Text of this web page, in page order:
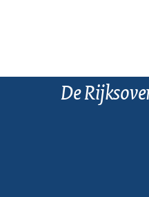
De